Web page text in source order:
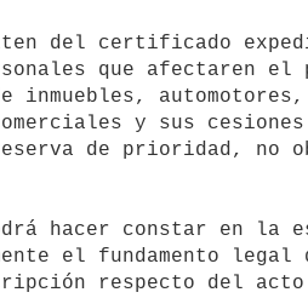
que afectaren el
automotores,
y sus
de prioridad, no
el fundamento
respecto del acto